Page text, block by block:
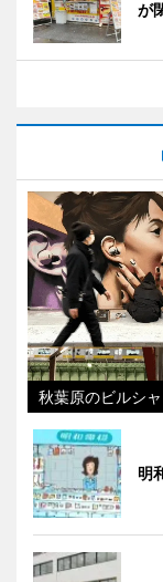
が
秋葉原のビルシ
明